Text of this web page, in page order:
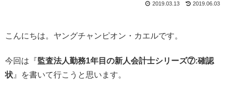
2019.06.03
2019.03.13
こんにちは。ヤングチャンピオン・カエルです。
今回は『監査法人勤務1年目の新人会計士シリーズ⑦:確認
状 』を書いて行こうと思います。